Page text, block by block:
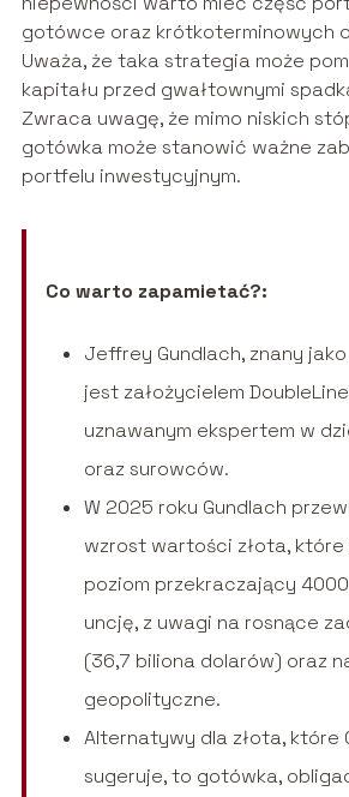
gotówce oraz krótkoterminowych
Uważa, że taka strategia może
kapitału przed gwałtownymi
Zwraca uwagę, że mimo niskich
gotówka może stanowić ważne
portfelu inwestycyjnym.
Co warto zapamietać?:
Jeffrey Gundlach, znany jako
jest założycielem
uznawanym ekspertem w
oraz surowców.
W 2025 roku Gundlach
wzrost wartości złota, które
poziom przekraczający
uncję, z uwagi na rosnące
(36,7 biliona dolarów) oraz
geopolityczne.
Alternatywy dla złota, które
sugeruje, to gotówka,